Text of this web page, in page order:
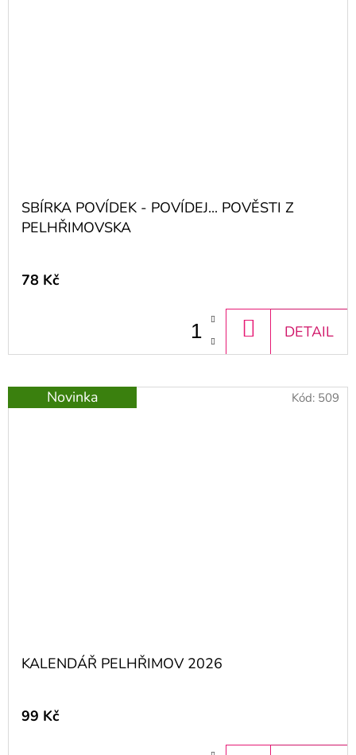
SBÍRKA POVÍDEK - POVÍDEJ... POVĚSTI Z
PELHŘIMOVSKA
78 Kč
KOŠÍKU
DETAIL
Novinka
KALENDÁŘ PELHŘIMOV 2026
99 Kč
Kód: 509